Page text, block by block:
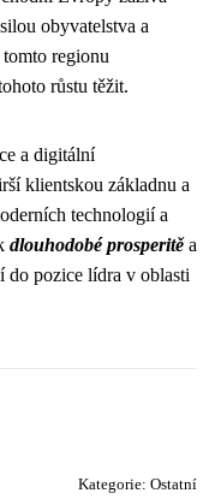
obyvatelstva a
regionu
růstu těžit.
a digitální
klientskou základnu a
technologií a
dlouhodobé prosperitěa
do pozice lídra v oblasti
Kategorie: Ostatní